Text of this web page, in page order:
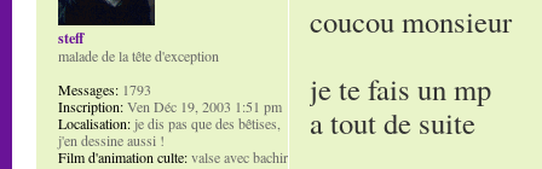
coucou monsieur
je te fais un mp
a tout de suite
steff
malade de la tête d'exception
Messages: 1793
Inscription:Ven Déc 19, 2003 1:51 pm
Localisation:je dis pas que des bêtises,
j'en dessine aussi !
Film d'animation culte:valse avec bachir